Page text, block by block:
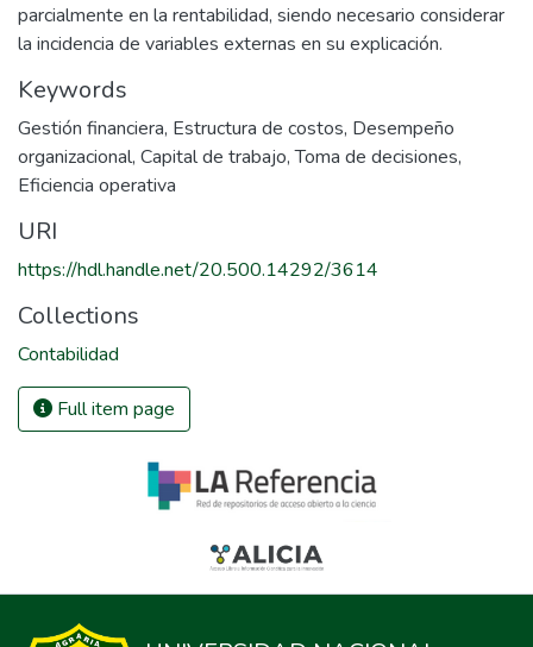
parcialmente en la rentabilidad, siendo necesario considerar
la incidencia de variables externas en su explicación.
Keywords
Gestión financiera, Estructura de costos, Desempeño
organizacional, Capital de trabajo,Toma de decisiones,
Eficiencia operativa
URI
https://hdl.handle.net/20.500.14292/3614
Collections
Contabilidad
Full item page